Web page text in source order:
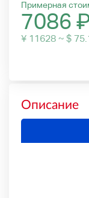
Примерная
7086
¥ 11628 ~ $
Описание